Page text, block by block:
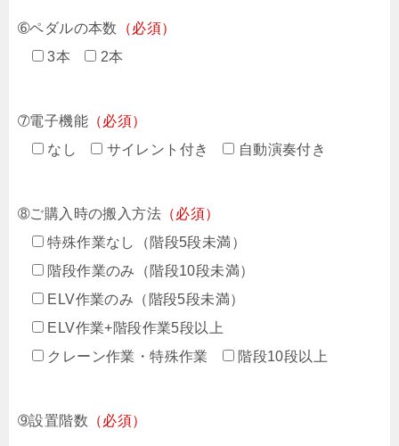
➅ペダルの本数
（必須）
3本
2本
➆電子機能 （必須）
なし
サイレント付き 自動演奏付き
➇ご購入時の搬入方法 （必須）
特殊作業なし（階段5段未満）
階段作業のみ（階段10段未満）
ELV作業のみ（階段5段未満）
ELV作業+階段作業5段以上
クレーン作業・特殊作業
階段10段以上
➈設置階数 （必須）